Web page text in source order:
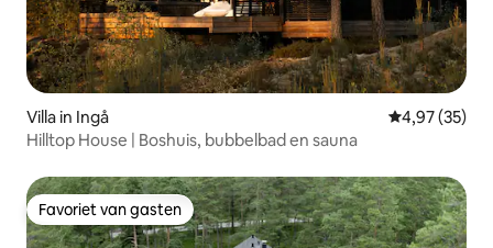
Villa in Ingå Gemiddelde
4,97 (35)
Hilltop House | Boshuis, bubbelbad en sauna
Favoriet van gasten
Favoriet van gasten